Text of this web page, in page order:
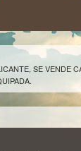
SE VENDE